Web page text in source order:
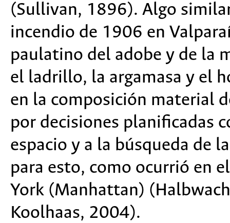
(Sullivan, 1896). Algo
incendio de 1906 en
paulatino del adobe y de la
el ladrillo, la argamasa y el
en la composición material
por decisiones planificadas
espacio y a la búsqueda de
para esto, como ocurrió en
York (Manhattan)
Koolhaas, 2004).